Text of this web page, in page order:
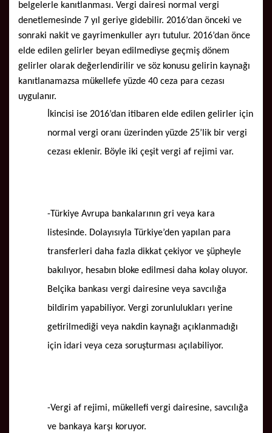
belgelerle kanıtlanması. Vergi dairesi normal vergi
denetlemesinde 7 yıl geriye gidebilir. 2016’dan önceki ve
sonraki nakit ve gayrimenkuller ayrı tutulur. 2016’dan önce
elde edilen gelirler beyan edilmediyse geçmiş dönem
gelirler olarak değerlendirilir ve söz konusu gelirin kaynağı
kanıtlanamazsa mükellefe yüzde 40 ceza para cezası
uygulanır.
İkincisi ise 2016’dan itibaren elde edilen gelirler için
normal vergi oranı üzerinden yüzde 25’lik bir vergi
cezası eklenir. Böyle iki çeşit vergi af rejimi var.
-Türkiye Avrupa bankalarının gri veya kara
listesinde. Dolayısıyla Türkiye’den yapılan para
transferleri daha fazla dikkat çekiyor ve şüpheyle
bakılıyor, hesabın bloke edilmesi daha kolay oluyor.
Belçika bankası vergi dairesine veya savcılığa
bildirim yapabiliyor. Vergi zorunlulukları yerine
getirilmediği veya nakdin kaynağı açıklanmadığı
için idari veya ceza soruşturması açılabiliyor.
-Vergi af rejimi, mükellefi vergi dairesine, savcılığa
ve bankaya karşı koruyor.